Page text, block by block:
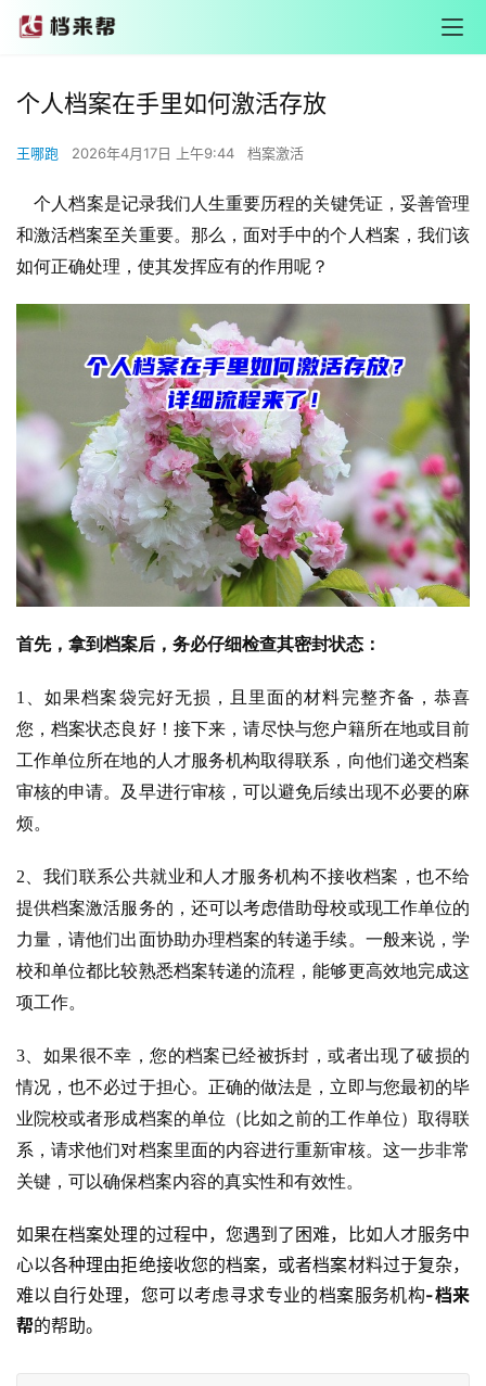
个人档案在手里如何激活存放
王哪跑 2026年4月17日 上午9:44 档案激活
个人档案是记录我们人生重要历程的关键凭证，妥善管理
和激活档案至关重要。那么，面对手中的个人档案，我们该
如何正确处理，使其发挥应有的作用呢？
首先，拿到档案后，务必仔细检查其密封状态：
1、如果档案袋完好无损，且里面的材料完整齐备，恭喜
您，档案状态良好！接下来，请尽快与您户籍所在地或目前
工作单位所在地的人才服务机构取得联系，向他们递交档案
审核的申请。及早进行审核，可以避免后续出现不必要的麻
烦。
2、我们联系公共就业和人才服务机构不接收档案，也不给
提供档案激活服务的，还可以考虑借助母校或现工作单位的
力量，请他们出面协助办理档案的转递手续。一般来说，学
校和单位都比较熟悉档案转递的流程，能够更高效地完成这
项工作。
3、如果很不幸，您的档案已经被拆封，或者出现了破损的
情况，也不必过于担心。正确的做法是，立即与您最初的毕
业院校或者形成档案的单位（比如之前的工作单位）取得联
系，请求他们对档案里面的内容进行重新审核。这一步非常
关键，可以确保档案内容的真实性和有效性。
如果在档案处理的过程中，您遇到了困难，比如人才服务中
心以各种理由拒绝接收您的档案，或者档案材料过于复杂，
难以自行处理，您可以考虑寻求专业的档案服务机构-档来
帮的帮助。